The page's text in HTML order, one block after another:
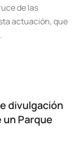
de las
actuación, que
divulgación
Parque